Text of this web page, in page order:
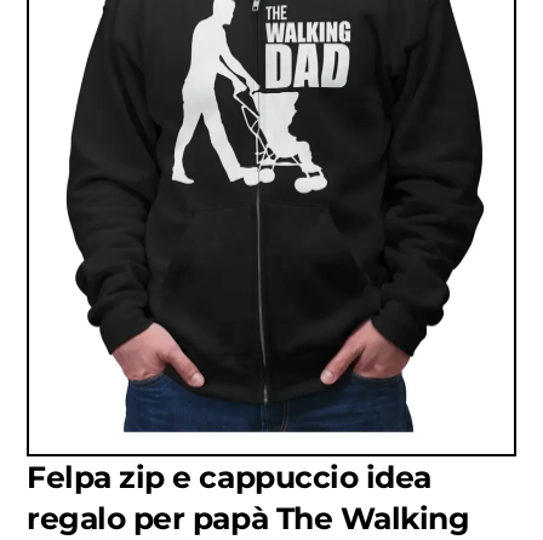
Felpa zip e cappuccio idea
regalo per papà The Walking